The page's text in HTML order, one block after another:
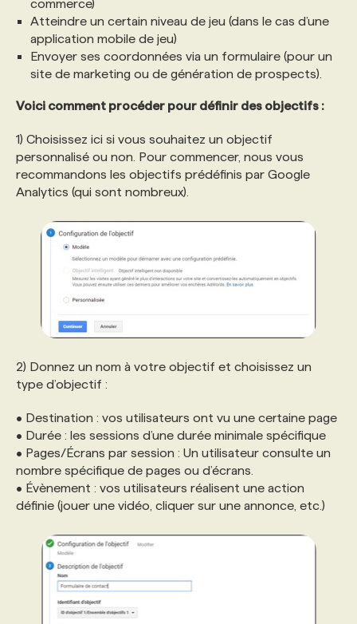
commerce)
Atteindre un certain niveau de jeu (dans le cas d’une
application mobile de jeu)
Envoyer ses coordonnées via un formulaire (pour un
site de marketing ou de génération de prospects).
Voici comment procéder pour définir des objectifs :
1) Choisissez ici si vous souhaitez un objectif
personnalisé ou non. Pour commencer, nous vous
recommandons les objectifs prédéfinis par Google
Analytics (qui sont nombreux).
2) Donnez un nom à votre objectif et choisissez un
type d’objectif :
• Destination : vos utilisateurs ont vu une certaine page
• Durée : les sessions d’une durée minimale spécifique
• Pages/Écrans par session : Un utilisateur consulte un
nombre spécifique de pages ou d’écrans.
• Évènement : vos utilisateurs réalisent une action
définie (jouer une vidéo, cliquer sur une annonce, etc.)